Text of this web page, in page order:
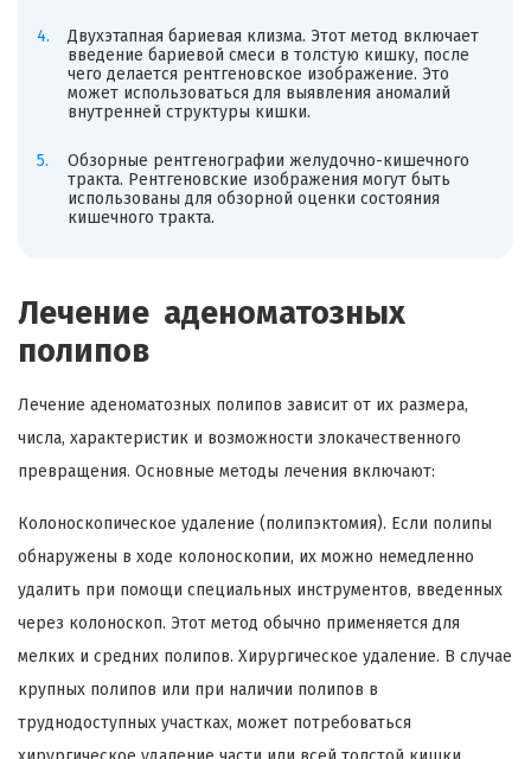
Двухэтапная бариевая клизма. Этот метод включает
введение бариевой смеси в толстую кишку, после
чего делается рентгеновское изображение. Это
может использоваться для выявления аномалий
внутренней структуры кишки.
Обзорные рентгенографии желудочно-кишечного
тракта. Рентгеновские изображения могут быть
использованы для обзорной оценки состояния
кишечного тракта.
Лечение аденоматозных
полипов
Лечение аденоматозных полипов зависит от их размера,
числа, характеристик и возможности злокачественного
превращения. Основные методы лечения включают:
Колоноскопическое удаление (полипэктомия). Если полипы
обнаружены в ходе колоноскопии, их можно немедленно
удалить при помощи специальных инструментов, введенных
через колоноскоп. Этот метод обычно применяется для
мелких и средних полипов. Хирургическое удаление. В случае
крупных полипов или при наличии полипов в
труднодоступных участках, может потребоваться